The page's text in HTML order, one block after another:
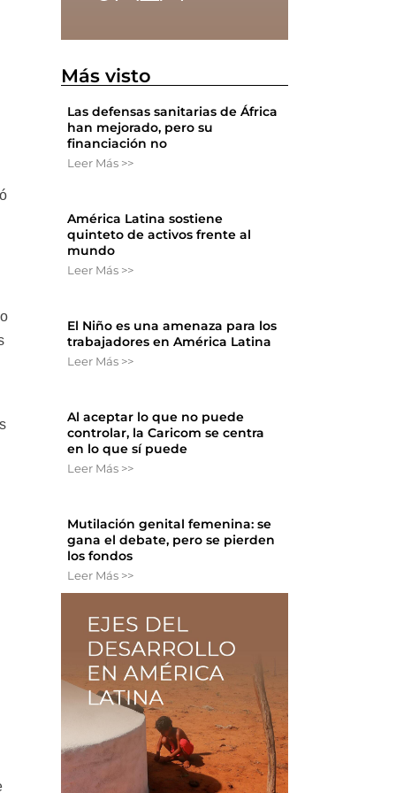
Más visto
Las defensas sanitarias de África
han mejorado, pero su
financiación no
Leer Más >>
América Latina sostiene
quinteto de activos frente al
mundo
Leer Más >>
El Niño es una amenaza para los
trabajadores en América Latina
Leer Más >>
Al aceptar lo que no puede
controlar, la Caricom se centra
en lo que sí puede
Leer Más >>
Mutilación genital femenina: se
gana el debate, pero se pierden
los fondos
Leer Más >>